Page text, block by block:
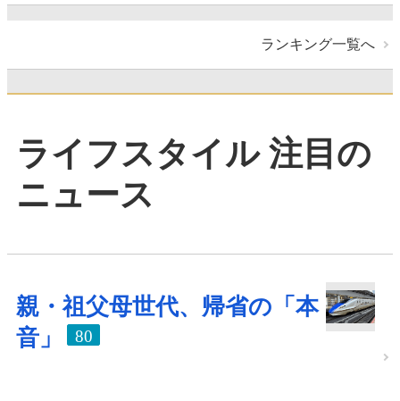
ランキング一覧へ
ライフスタイル 注目の
ニュース
親・祖父母世代、帰省の「本
音」
80